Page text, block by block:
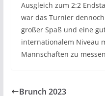
Ausgleich zum 2:2
war das Turnier
großer Spaß und eine
internationalem Niveau
Mannschaften zu
Brunch 2023